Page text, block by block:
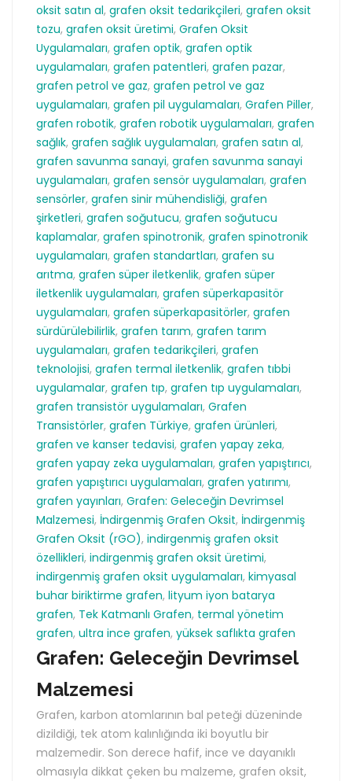
oksit satın al, grafen oksit tedarikçileri, grafen oksit
tozu, grafen oksit üretimi, Grafen Oksit
Uygulamaları, grafen optik, grafen optik
uygulamaları, grafen patentleri, grafen pazar,
grafen petrol ve gaz, grafen petrol ve gaz
uygulamaları, grafen pil uygulamaları, Grafen Piller,
grafen robotik, grafen robotik uygulamaları, grafen
sağlık, grafen sağlık uygulamaları, grafen satın al,
grafen savunma sanayi, grafen savunma sanayi
uygulamaları, grafen sensör uygulamaları, grafen
sensörler, grafen sinir mühendisliği, grafen
şirketleri, grafen soğutucu, grafen soğutucu
kaplamalar, grafen spinotronik, grafen spinotronik
uygulamaları, grafen standartları, grafen su
arıtma, grafen süper iletkenlik, grafen süper
iletkenlik uygulamaları, grafen süperkapasitör
uygulamaları, grafen süperkapasitörler, grafen
sürdürülebilirlik, grafen tarım, grafen tarım
uygulamaları, grafen tedarikçileri, grafen
teknolojisi, grafen termal iletkenlik, grafen tıbbi
uygulamalar, grafen tıp, grafen tıp uygulamaları,
grafen transistör uygulamaları, Grafen
Transistörler, grafen Türkiye, grafen ürünleri,
grafen ve kanser tedavisi, grafen yapay zeka,
grafen yapay zeka uygulamaları, grafen yapıştırıcı,
grafen yapıştırıcı uygulamaları, grafen yatırımı,
grafen yayınları, Grafen: Geleceğin Devrimsel
Malzemesi, İndirgenmiş Grafen Oksit, İndirgenmiş
Grafen Oksit (rGO), indirgenmiş grafen oksit
özellikleri, indirgenmiş grafen oksit üretimi,
indirgenmiş grafen oksit uygulamaları, kimyasal
buhar biriktirme grafen, lityum iyon batarya
grafen, Tek Katmanlı Grafen, termal yönetim
grafen, ultra ince grafen, yüksek saflıkta grafen
Grafen: Geleceğin Devrimsel
Malzemesi
Grafen, karbon atomlarının bal peteği düzeninde
dizildiği, tek atom kalınlığında iki boyutlu bir
malzemedir. Son derece hafif, ince ve dayanıklı
olmasıyla dikkat çeken bu malzeme, grafen oksit,